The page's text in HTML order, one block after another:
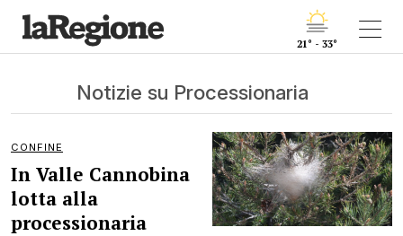
21° - 33°
Notizie su Processionaria
CONFINE
In Valle Cannobina
lotta alla
processionaria